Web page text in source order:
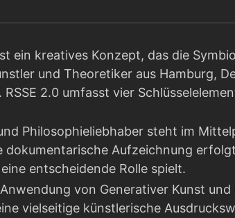
ein kreatives Konzept, das die
und Theoretiker aus Hamburg,
2.0 umfasst vier
Philosophieliebhaber steht im
Aufzeichnung
entscheidende Rolle spielt.
von Generativer Kunst
vielseitige künstlerische